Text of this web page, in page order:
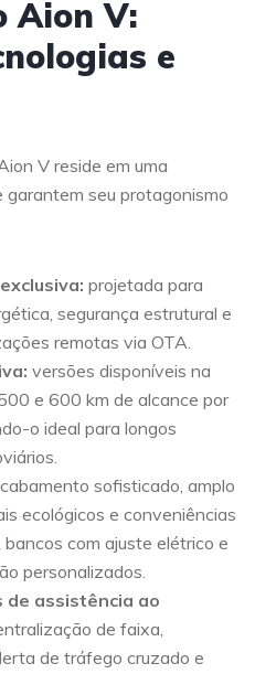
Aion V:
e
V reside em uma
seu protagonismo
projetada para
segurança estrutural e
remotas via OTA.
versões disponíveis na
e 600 km de alcance por
o ideal para longos
sofisticado, amplo
ecológicos e conveniências
com ajuste elétrico e
personalizados.
de assistência ao
de faixa,
de tráfego cruzado e